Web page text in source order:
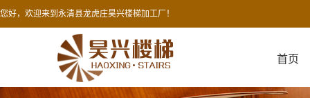
您好，欢迎来到永清县龙虎庄昊兴楼梯加工厂！
首页